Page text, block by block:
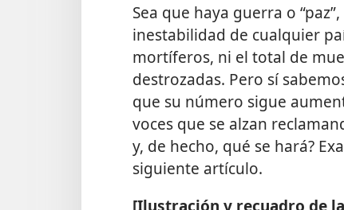
Sea que haya guerra o
inestabilidad de cualquier
mortíferos, ni el total de
destrozadas. Pero sí
que su número sigue
voces que se alzan
y, de hecho, qué se hará?
siguiente artículo.
[Ilustración y recuadro de